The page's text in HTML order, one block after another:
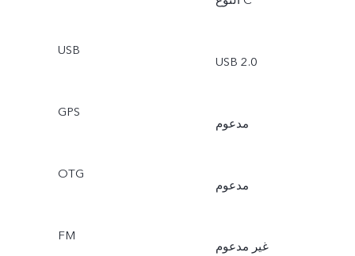
USB
USB 2.0
GPS
مدعوم
OTG
مدعوم
FM
غير مدعوم